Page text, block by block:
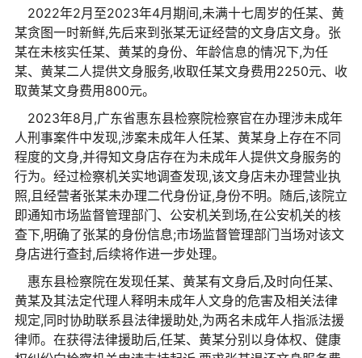
2022年2月至2023年4月期间,未满十七周岁的任某、黄
某贪图一时新鲜,先后来到张某无证经营的文身店文身。张
某在未核实任某、黄某的身份、年龄信息的情况下,为任
某、黄某二人提供文身服务,收取任某文身费用2250元、收
取黄某文身费用800元。
2023年8月,广东省惠东县检察院检察官在办理涉未成年
人刑事案件中发现,涉案未成年人任某、黄某身上存在不同
程度的文身,并得知文身店存在为未成年人提供文身服务的
行为。经过检察机关实地调查发现,该文身店未办理营业执
照,且经营者张某未办理二代身份证,身份不明。随后,该院立
即通知市场监督管理部门、公安机关到场,在公安机关的核
查下,明确了张某的身份信息;市场监督管理部门当场对该文
身店进行查封,后续将作进一步处理。
惠东县检察院在发现任某、黄某有文身后,及时向任某、
黄某及其法定代理人释明未成年人文身的危害及相关法律
规定,同时协助联系县法律援助处,为两名未成年人指派法援
律师。在获得法律援助后,任某、黄某分别以身体权、健康